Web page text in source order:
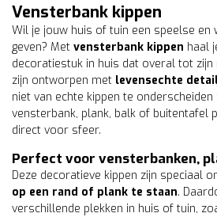
Vensterbank kippen
Wil je jouw huis of tuin een speelse en
geven? Met vensterbank kippen haal
decoratiestuk in huis dat overal tot zijn
zijn ontworpen met levensechte
niet van echte kippen te onderscheiden
vensterbank, plank, balk of buitentafel
direct voor sfeer.
Perfect voor vensterbanken,
Deze decoratieve kippen zijn speciaal
op een rand of plank te staan.
verschillende plekken in huis of tuin,